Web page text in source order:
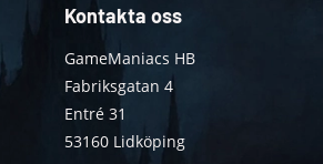
Kontakta oss
GameManiacs HB
Fabriksgatan 4
Entré 31
53160 Lidköping